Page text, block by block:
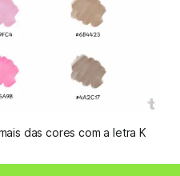
das cores com a letra K